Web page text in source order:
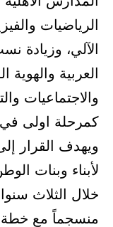
الرياضيات
الآلي، وزيادة
العربية والهوية
والاجتماعيات
كمرحلة اولى في
لأبناء وبنات
خلال الثلاث
منسجماً مع خطة